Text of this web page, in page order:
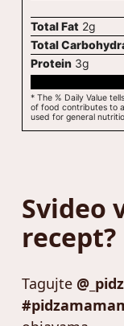
Total Fat 2g
Total
Protein 3g
* The % Daily Value
of food contributes to
used for general
Svideo
recept?
Tagujte